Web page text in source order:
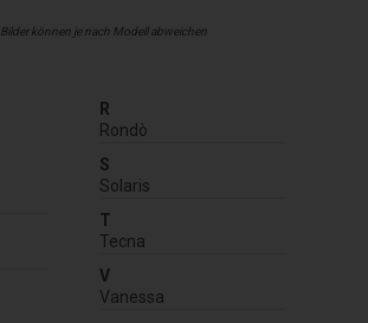
Bilder können je nach Modell abweichen
R
Rondò
S
Solaris
T
Tecna
V
Vanessa